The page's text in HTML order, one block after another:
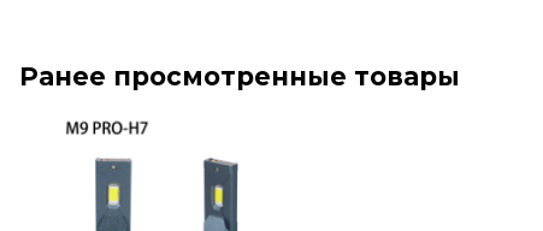
Ранее просмотренные товары